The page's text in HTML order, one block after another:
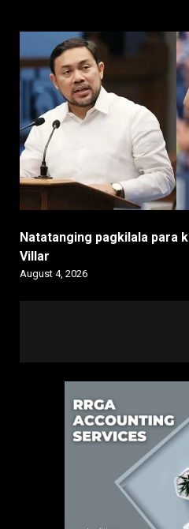
Natatanging pagkilala para
Villar
August 4, 2026